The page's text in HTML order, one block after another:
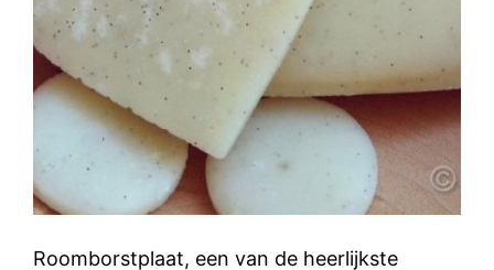
Roomborstplaat, een van de heerlijkste